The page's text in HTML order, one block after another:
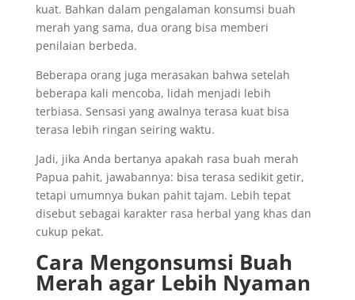
kuat. Bahkan dalam pengalaman konsumsi buah
merah yang sama, dua orang bisa memberi
penilaian berbeda.
Beberapa orang juga merasakan bahwa setelah
beberapa kali mencoba, lidah menjadi lebih
terbiasa. Sensasi yang awalnya terasa kuat bisa
terasa lebih ringan seiring waktu.
Jadi, jika Anda bertanya apakah rasa buah merah
Papua pahit, jawabannya: bisa terasa sedikit getir,
tetapi umumnya bukan pahit tajam. Lebih tepat
disebut sebagai karakter rasa herbal yang khas dan
cukup pekat.
Cara Mengonsumsi Buah
Merah agar Lebih Nyaman